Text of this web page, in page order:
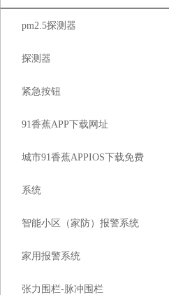
pm2.5探测器
探测器
紧急按钮
91香蕉APP下载网址
城市91香蕉APPIOS下载免费
系统
智能小区（家防）报警系统
家用报警系统
张力围栏-脉冲围栏